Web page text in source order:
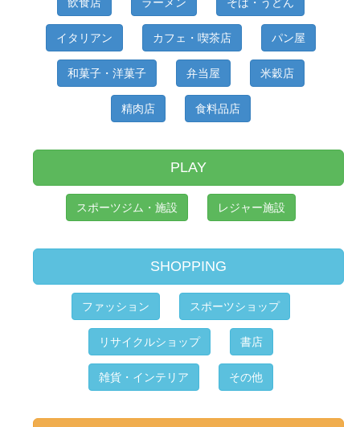
イタリアン カフェ・喫茶店 パン屋
和菓子・洋菓子 弁当屋 米穀店
精肉店 食料品店
PLAY
スポーツジム・施設 レジャー施設
SHOPPING
ファッション スポーツショップ
リサイクルショップ 書店
雑貨・インテリア その他